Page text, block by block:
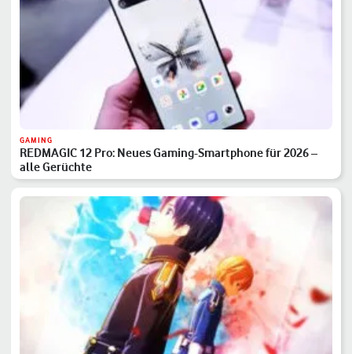
GAMING
REDMAGIC 12 Pro: Neues Gaming-Smartphone für 2026 –
alle Gerüchte